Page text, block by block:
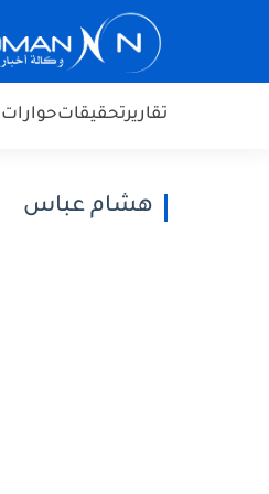
تقاريرتحقيقاتحوارات
هشام عباس